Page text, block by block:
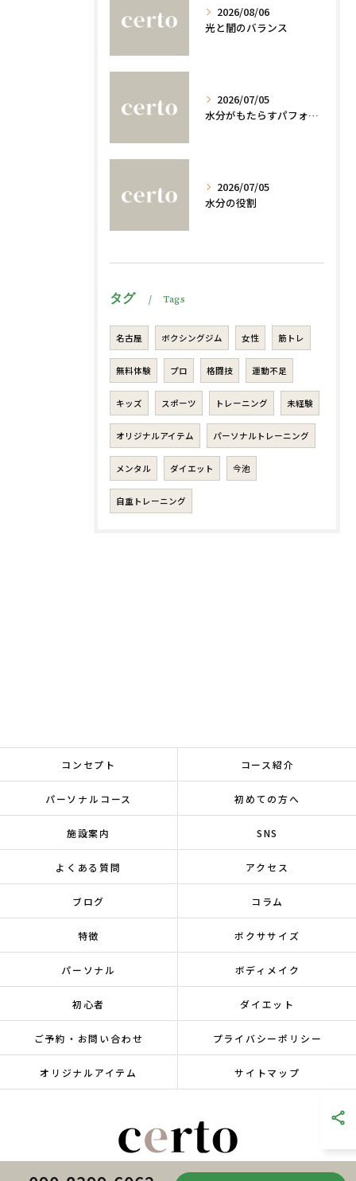
2026/08/06
光と闇のバランス
2026/07/05
水分がもたらすパフォーマンスへの影響
2026/07/05
水分の役割
タグ Tags
名古屋 ボクシングジム 女性 筋トレ
無料体験 プロ 格闘技 運動不足
キッズ スポーツ トレーニング 未経験
オリジナルアイテム パーソナルトレーニング
メンタル ダイエット 今池
自重トレーニング
コンセプト コース紹介
パーソナルコース 初めての方へ
施設案内 SNS
よくある質問 アクセス
ブログ コラム
特徴 ボクササイズ
パーソナル ボディメイク
初心者 ダイエット
ご予約・お問い合わせ プライバシーポリシー
オリジナルアイテム サイトマップ